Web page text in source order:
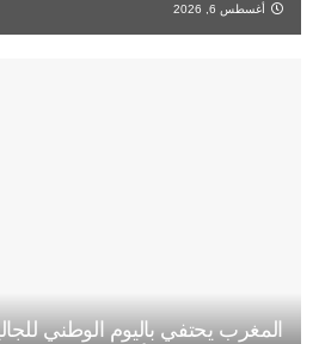
أغسطس 6, 2026
المغرب يحتفي باليوم الوطني